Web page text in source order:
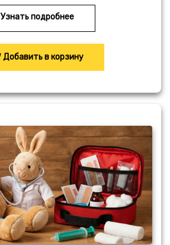
Узнать подробнее
Добавить в корзину